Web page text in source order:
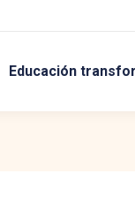
Educación